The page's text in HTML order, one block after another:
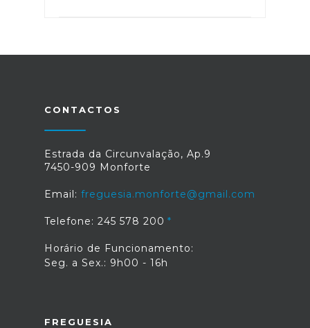
CONTACTOS
Estrada da Circunvalação, Ap.9
7450-909 Monforte
Email: freguesia.monforte@gmail.com
Telefone: 245 578 200
Horário de Funcionamento:
Seg. a Sex.: 9h00 - 16h
FREGUESIA